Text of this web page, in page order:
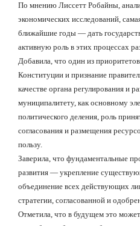
По мнению Лиссетт Робайны,
экономических исследований,
ближайшие годы — дать
активную роль в этих процессах
Добавила, что один из
Конституции и признание
качестве органа регулирования и
муниципалитету, как основному
политического деления, роль
согласования и размещения
пользу.
Заверила, что фундаментальные
развития — укрепление
объединение всех действующих
стратегии, согласованной и
Отметила, что в будущем это